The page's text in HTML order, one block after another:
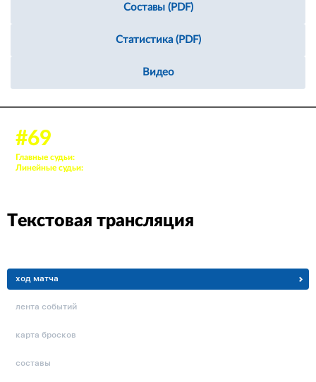
Составы (PDF)
Статистика (PDF)
Видео
#69
Главные судьи:
Линейные судьи:
Текстовая трансляция
ход матча
лента событий
карта бросков
составы